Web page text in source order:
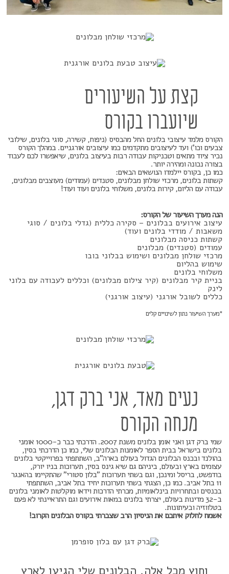
קצת על השיעורים
שיועברו בקורס
הקורס מלמד עיצובי בלונים החל מהבסיס (ניפוח, קשירה, סוגי בלונים, שילובי
צבעים וכו') ועד לעיצובים מתקדמים כמו עיצובים אורגניים. במהלך הקורס
נכיר ציוד מתאים וטכניקות עבודה רבות בעיצוב בלונים, שיאפשרו לכם לעבוד
בצורה נכונה ומהירה יותר.
כמו כן, בקורס יילמדו הנושאים הבאים:
קשתות בלונים, מרכזי שולחן מבלונים, סטנדים (עמודים) מעוצבים מבלונים,
עבודה עם הליום, קירות בלונים, משלוחי בלונים ועוד ועוד!
הנה מערך השיעור של הקורס:
עיצוב אירועים בבלונים – סקירה כללית (גדלי בלונים / סוגי
משאבות / מודדי בלונים ועוד)
קשתות כניסה מבלונים
עמודים (סטנדים) מבלונים
מרכזי שולחן מבלונים ושימוש בבלוני בובו
שימוש בהליום
משלוחי בלונים
בניית קיר מבלונים (קיר צילום מבלונים) וכללים לעבודה עם בלוני
לינק
כללים לשובל אורגני (עיצוב אורגני)
*מערך השיעור נתון לשינויים קלים
נעים מאד, אני ברק דגן,
מנחה הקורס
שמי ברק דגן ואני אומן בלונים משנת 2007. הדרכתי כבר כ-1000 אומני
בלונים בישראל בבית הספר לאומנות הבלונים שלי, כמו כן הדרכתי בסין,
בהולנד ובכנס הבלונים הגדול בעולם בארה"ב, השתתפתי בפרוייקטי בלונים
עצומים בארץ ובעולם, ביניהם גם שיא גינס בסין, תערוכות בניו יורק,
בודפשט, בריסל ומינכן, וגם בשתי תערוכות "בלון סטורי" שהתקיימו בהאנגר
11 בתל אביב. כמו כן, הצגתי בשתי תערוכות יחיד בתל אביב, השתתפתי
בכנסים ובתחרויות בינלאומיות, מכרתי הדרכות וידאו מוקלטות לאומני בלונים
ב-32 מדינות בעולם, יצרתי בלונים במאות אירועים וגם התראיינתי לא פעם
בטלווזיה ובעיתונות.
אשמח לחלוק איתכם את הניסיון הרב שצברתי בקורס הבלונים הקרוב!
וחוץ מכל אלה, הבלונים שלי הגיעו לארץ